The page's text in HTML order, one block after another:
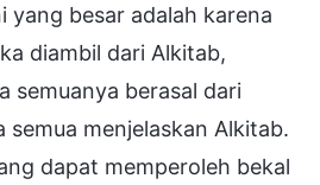
yang besar adalah karena
diambil dari Alkitab,
semuanya berasal dari
semua menjelaskan Alkitab.
dapat memperoleh bekal